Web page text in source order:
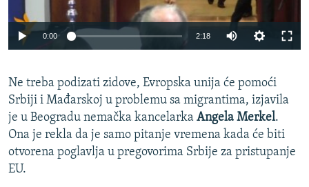
VIŠE OD NASLOVA
GENOCID U SREBRENICI
TV LIBERTY
POST SCRIPTUM
MOJA EVROPA
PRATITE NAS
Sve RFE/RL stranice
0:00 2:18
Ne treba podizati zidove, Evropska unija će pomoći
Srbiji i Mađarskoj u problemu sa migrantima, izjavila
je u Beogradu nemačka kancelarka Angela Merkel.
Ona je rekla da je samo pitanje vremena kada će biti
otvorena poglavlja u pregovorima Srbije za pristupanje
EU.